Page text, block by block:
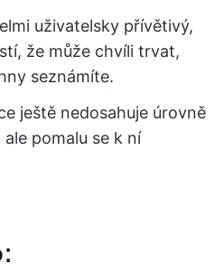
uživatelsky přívětivý,
že může chvíli trvat,
seznámíte.
ještě nedosahuje úrovně
pomalu se k ní